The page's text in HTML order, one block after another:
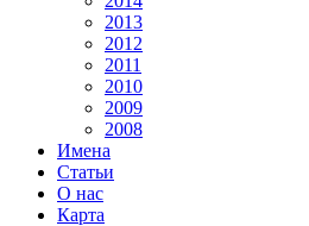
2013
2012
2011
2010
2009
2008
Имена
Статьи
О нас
Карта